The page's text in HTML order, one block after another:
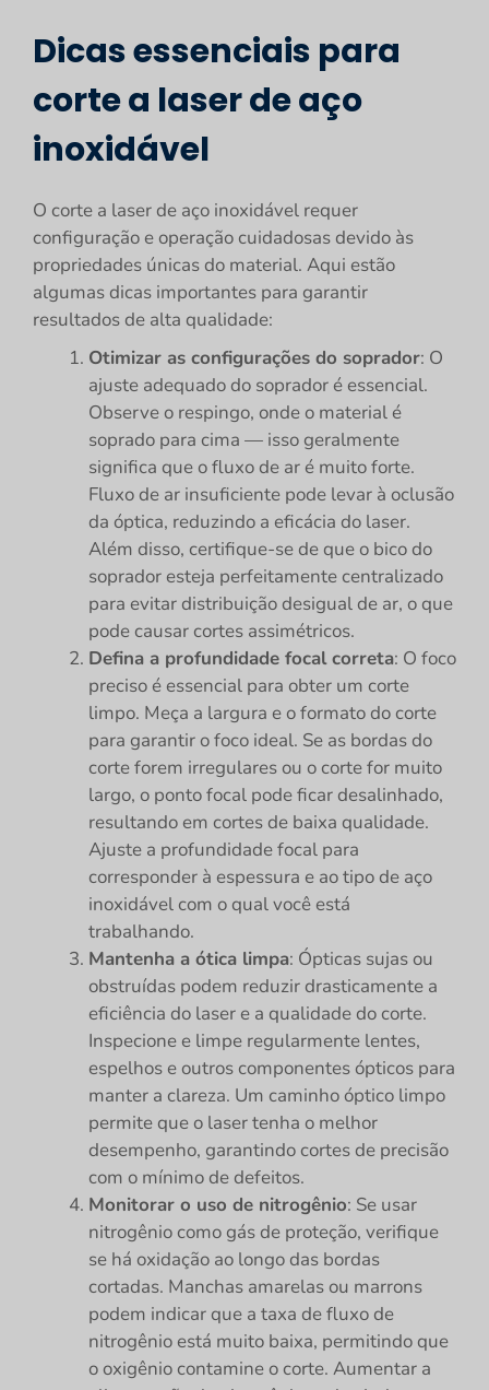
Dicas essenciais para
corte a laser de aço
inoxidável
O corte a laser de aço inoxidável requer
configuração e operação cuidadosas devido às
propriedades únicas do material. Aqui estão
algumas dicas importantes para garantir
resultados de alta qualidade:
Otimizar as configurações do soprador: O
ajuste adequado do soprador é essencial.
Observe o respingo, onde o material é
soprado para cima — isso geralmente
significa que o fluxo de ar é muito forte.
Fluxo de ar insuficiente pode levar à oclusão
da óptica, reduzindo a eficácia do laser.
Além disso, certifique-se de que o bico do
soprador esteja perfeitamente centralizado
para evitar distribuição desigual de ar, o que
pode causar cortes assimétricos.
Defina a profundidade focal correta: O foco
preciso é essencial para obter um corte
limpo. Meça a largura e o formato do corte
para garantir o foco ideal. Se as bordas do
corte forem irregulares ou o corte for muito
largo, o ponto focal pode ficar desalinhado,
resultando em cortes de baixa qualidade.
Ajuste a profundidade focal para
corresponder à espessura e ao tipo de aço
inoxidável com o qual você está
trabalhando.
Mantenha a ótica limpa: Ópticas sujas ou
obstruídas podem reduzir drasticamente a
eficiência do laser e a qualidade do corte.
Inspecione e limpe regularmente lentes,
espelhos e outros componentes ópticos para
manter a clareza. Um caminho óptico limpo
permite que o laser tenha o melhor
desempenho, garantindo cortes de precisão
com o mínimo de defeitos.
Monitorar o uso de nitrogênio: Se usar
nitrogênio como gás de proteção, verifique
se há oxidação ao longo das bordas
cortadas. Manchas amarelas ou marrons
podem indicar que a taxa de fluxo de
nitrogênio está muito baixa, permitindo que
o oxigênio contamine o corte. Aumentar a